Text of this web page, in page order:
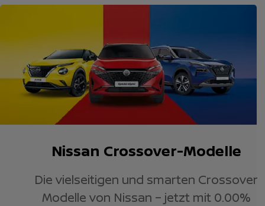
Nissan Crossover-Modelle
Die vielseitigen und smarten Crossover
Modelle von Nissan – jetzt mit 0.00%